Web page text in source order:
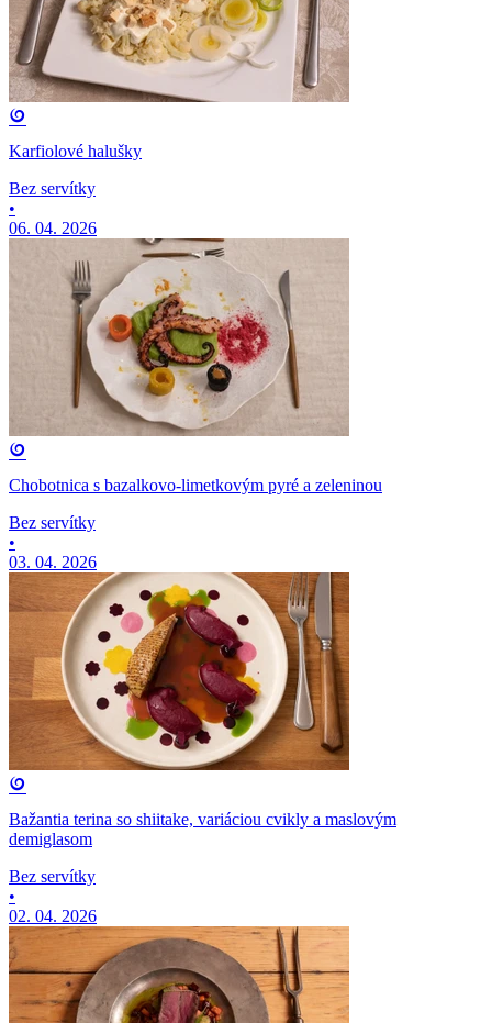
Karfiolové halušky
Bez servítky
•
06. 04. 2026
Chobotnica s bazalkovo-limetkovým pyré a zeleninou
Bez servítky
•
03. 04. 2026
Bažantia terina so shiitake, variáciou cvikly a maslovým
demiglasom
Bez servítky
•
02. 04. 2026